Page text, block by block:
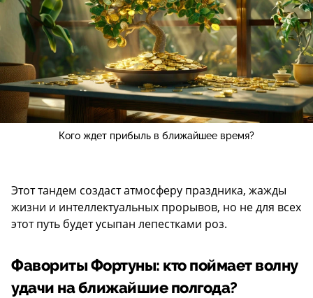
Кого ждет прибыль в ближайшее время?
Этот тандем создаст атмосферу праздника, жажды
жизни и интеллектуальных прорывов, но не для всех
этот путь будет усыпан лепестками роз.
Фавориты Фортуны: кто поймает волну
удачи на ближайшие полгода?